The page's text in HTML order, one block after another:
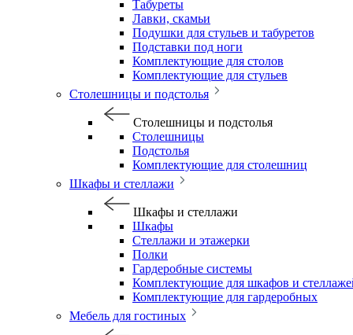
Табуреты
Лавки, скамьи
Подушки для стульев и табуретов
Подставки под ноги
Комплектующие для столов
Комплектующие для стульев
Столешницы и подстолья
Столешницы и подстолья
Столешницы
Подстолья
Комплектующие для столешниц
Шкафы и стеллажи
Шкафы и стеллажи
Шкафы
Стеллажи и этажерки
Полки
Гардеробные системы
Комплектующие для шкафов и
Комплектующие для гардеробных
Мебель для гостиных